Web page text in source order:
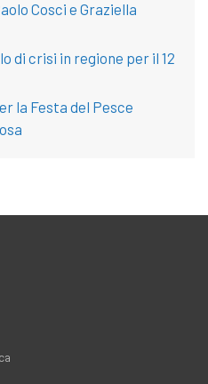
Cosci e Graziella
di crisi in regione per il 12
la Festa del Pesce